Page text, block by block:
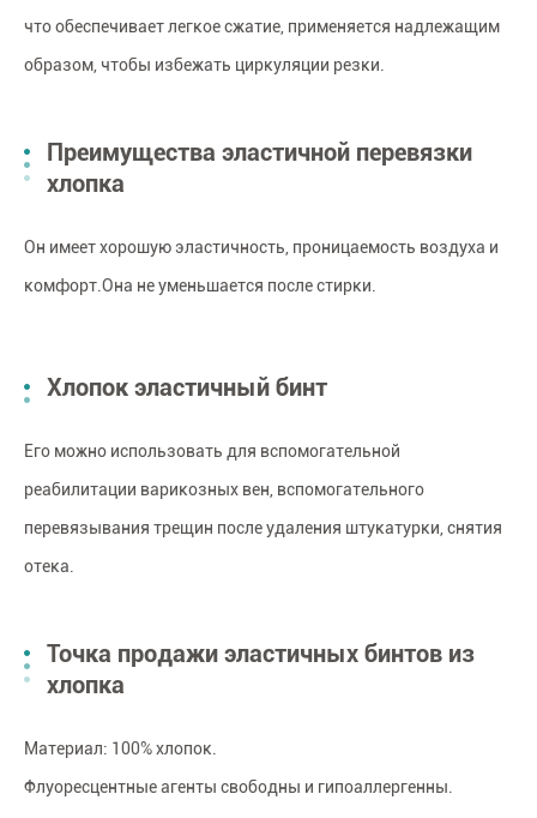
что обеспечивает легкое сжатие, применяется надлежащим
образом, чтобы избежать циркуляции резки.
Преимущества эластичной перевязки
хлопка
Он имеет хорошую эластичность, проницаемость воздуха и
комфорт.Она не уменьшается после стирки.
Хлопок эластичный бинт
Его можно использовать для вспомогательной
реабилитации варикозных вен, вспомогательного
перевязывания трещин после удаления штукатурки, снятия
отека.
Точка продажи эластичных бинтов из
хлопка
Материал: 100% хлопок.
Флуоресцентные агенты свободны и гипоаллергенны.